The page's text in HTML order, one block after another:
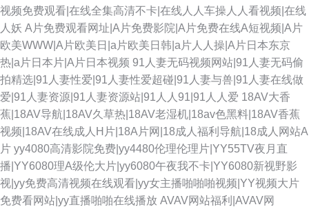
视频免费观看|在线全集高清不卡|在线人人车操人人看视频|在线
人妖 A片免费观看网址|A片免费影院|A片免费在线A短视频|A片
欧美WWW|A片欧美日|a片欧美日韩|a片人人操|A片日本东京
热|a片日本片|A片日本视频 91人妻无码视频网站|91人妻无码偷
拍精选|91人妻性爱|91人妻性爱超碰|91人妻与兽|91人妻在线做
爱|91人妻资源|91人妻资源站|91人人91|91人人爱 18AV大香
蕉|18AV导航|18AV久草热|18AV老湿机|18av色黑料|18AV香蕉
视频|18AV在线成人H片|18A片网|18成人福利导航|18成人网站A
片 yy4080高清影院免费|yy4480伦理伦理片|YY55TV夜月直
播|YY6080理A级伦大片|yy6080午夜我不卡|YY6080新视野影
视|yy免费高清视频在线观看|yy女主播啪啪啪视频|YY视频大片
免费看网站|yy直播啪啪在线播放 AVAV网站福利|AVAV网